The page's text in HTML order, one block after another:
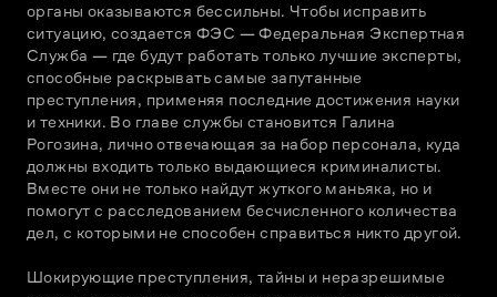
органы оказываются бессильны. Чтобы исправить
ситуацию, создается ФЭС — Федеральная Экспертная
Служба — где будут работать только лучшие эксперты,
способные раскрывать самые запутанные
преступления, применяя последние достижения науки
и техники. Во главе службы становится Галина
Рогозина, лично отвечающая за набор персонала, куда
должны входить только выдающиеся криминалисты.
Вместе они не только найдут жуткого маньяка, но и
помогут с расследованием бесчисленного количества
дел, с которыми не способен справиться никто другой.
Шокирующие преступления, тайны и неразрешимые